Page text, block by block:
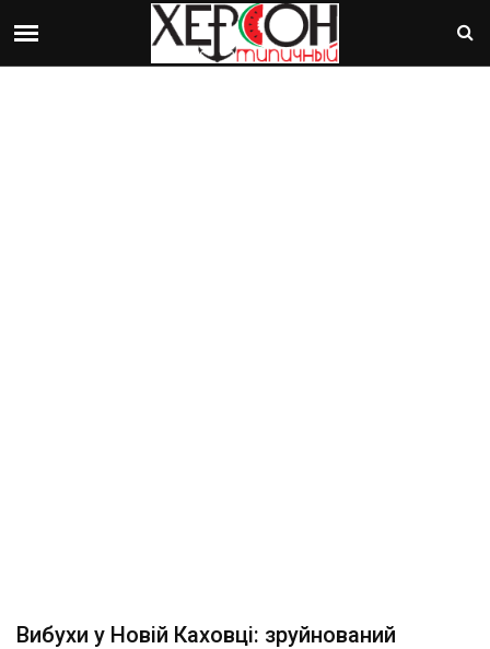
Вибухи у Новій Каховці: зруйнований